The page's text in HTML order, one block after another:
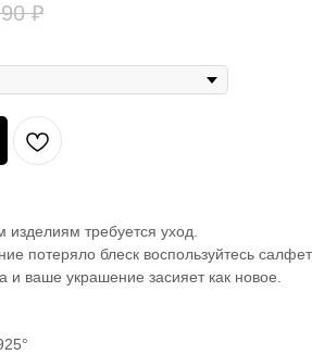
₽
требуется уход.
потеряло блеск воспользуйтесь
и ваше украшение засияет как новое.